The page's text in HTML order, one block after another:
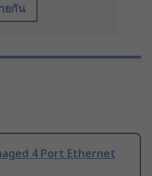
ยกัน
4 Port Ethernet